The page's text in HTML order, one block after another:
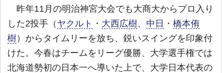
昨年11月の明治神宮大会でも大商大からプロ入り
した2投手（ ヤクルト ・ 大西広樹、 中日 ・ 橋本侑
樹）からタイムリーを放ち、鋭いスイングを印象付
けた。今春はチームをリーグ優勝、大学選手権では
北海道勢初の日本一へ導いた上で、大学日本代表の